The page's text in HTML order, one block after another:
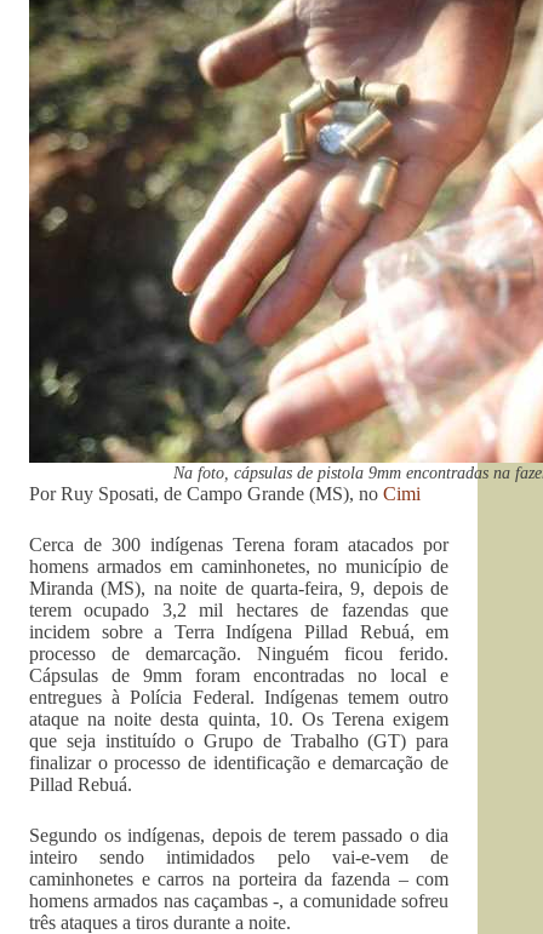
Na foto, cápsulas de pistola 9mm encontradas na
Por Ruy Sposati, de Campo Grande (MS), no Cimi
Cerca de 300 indígenas Terena foram atacados por
homens armados em caminhonetes, no município de
Miranda (MS), na noite de quarta-feira, 9, depois de
terem ocupado 3,2 mil hectares de fazendas que
incidem sobre a Terra Indígena Pillad Rebuá, em
processo de demarcação. Ninguém ficou ferido.
Cápsulas de 9mm foram encontradas no local e
entregues à Polícia Federal. Indígenas temem outro
ataque na noite desta quinta, 10. Os Terena exigem
que seja instituído o Grupo de Trabalho (GT) para
finalizar o processo de identificação e demarcação de
Pillad Rebuá.
Segundo os indígenas, depois de terem passado o dia
inteiro sendo intimidados pelo vai-e-vem de
caminhonetes e carros na porteira da fazenda – com
homens armados nas caçambas -, a comunidade sofreu
três ataques a tiros durante a noite.